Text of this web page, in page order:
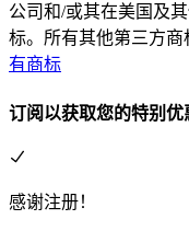
公司和/或其在美国及
标。所有其他第三方商
有商标
订阅以获取您的特别优
感谢注册！